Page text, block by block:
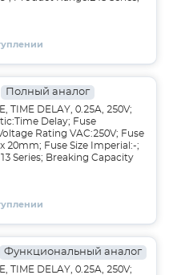
Полный аналог
TIME DELAY, 0.25A, 250V;
Delay; Fuse
Rating VAC:250V; Fuse
20mm; Fuse Size Imperial:-;
Series; Breaking Capacity
Функциональный аналог
TIME DELAY, 0.25A, 250V;